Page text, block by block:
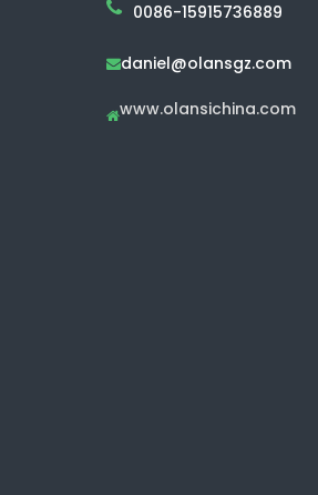
0086-15915736889
daniel@olansgz.com
www.olansichina.com